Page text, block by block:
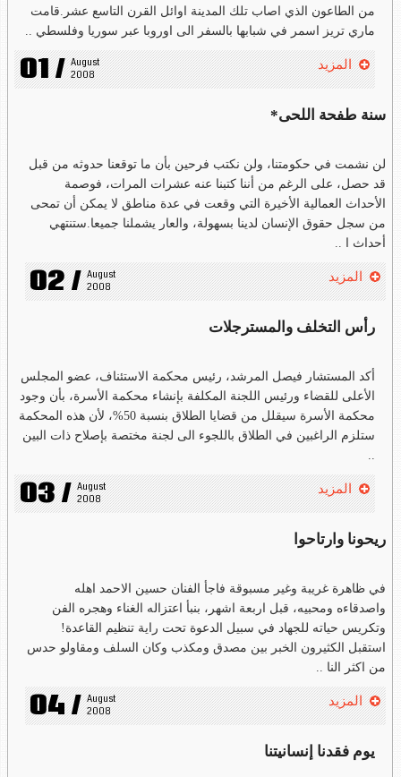
من الطاعون الذي اصاب تلك المدينة اوائل القرن التاسع عشر.قامت
ماري تريز اسمر في شبابها بالسفر الى اوروبا عبر سوريا وفلسطي ..
01 / August
2008
المزيد
سنة طفحة اللحى*
لن نشمت في حكومتنا، ولن نكتب فرحين بأن ما توقعنا حدوثه من قبل
قد حصل، على الرغم من أننا كتبنا عنه عشرات المرات، فوصمة
الأحداث العمالية الأخيرة التي وقعت في عدة مناطق لا يمكن أن تمحى
من سجل حقوق الإنسان لدينا بسهولة، والعار يشملنا جميعا.ستنتهي
أحداث ا ..
02 / August
2008
المزيد
رأس التخلف والمسترجلات
أكد المستشار فيصل المرشد، رئيس محكمة الاستئناف، عضو المجلس
الأعلى للقضاء ورئيس اللجنة المكلفة بإنشاء محكمة الأسرة، بأن وجود
محكمة الأسرة سيقلل من قضايا الطلاق بنسبة 50%، لأن هذه المحكمة
ستلزم الراغبين في الطلاق باللجوء الى لجنة مختصة بإصلاح ذات البين
..
03 / August
2008
المزيد
ريحونا وارتاحوا
في ظاهرة غريبة وغير مسبوقة فاجأ الفنان حسين الاحمد اهله
واصدقاءه ومحبيه، قبل اربعة اشهر، بنبأ اعتزاله الغناء وهجره الفن
وتكريس حياته للجهاد في سبيل الدعوة تحت راية تنظيم القاعدة!
استقبل الكثيرون الخبر بين مصدق ومكذب وكان السلف ومقاولو حدس
من اكثر النا ..
04 / August
2008
المزيد
يوم فقدنا إنسانيتنا